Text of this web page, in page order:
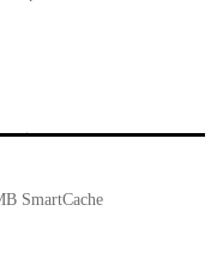
SmartCache